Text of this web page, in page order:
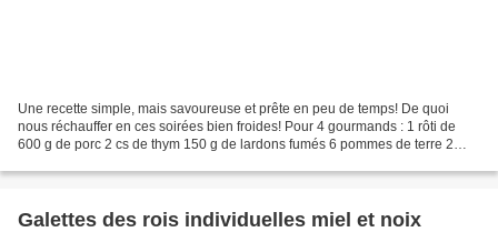
Une recette simple, mais savoureuse et prête en peu de temps! De quoi
nous réchauffer en ces soirées bien froides! Pour 4 gourmands : 1 rôti de
600 g de porc 2 cs de thym 150 g de lardons fumés 6 pommes de terre 2
Galettes des rois individuelles miel et noix